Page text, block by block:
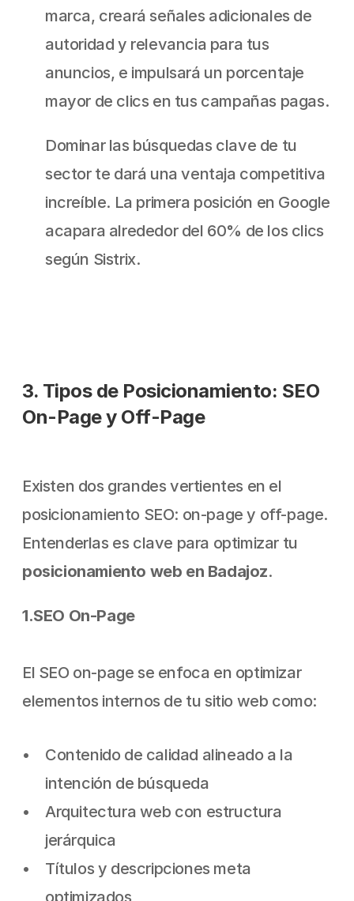
marca, creará señales adicionales de
autoridad y relevancia para tus
anuncios, e impulsará un porcentaje
mayor de clics en tus campañas pagas.
Dominar las búsquedas clave de tu
sector te dará una ventaja competitiva
increíble. La primera posición en Google
acapara alrededor del 60% de los clics
según Sistrix.
3. Tipos de Posicionamiento: SEO
On-Page y Off-Page
Existen dos grandes vertientes en el
posicionamiento SEO: on-page y off-page.
posicionamiento web en Badajoz.
1.SEO On-Page
El SEO on-page se enfoca en optimizar
elementos internos de tu sitio web como:
Contenido de calidad alineado a la
intención de búsqueda
Arquitectura web con estructura
jerárquica
Títulos y descripciones meta